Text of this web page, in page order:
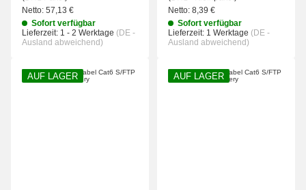
Netto: 57,13 €
Sofort verfügbar
Lieferzeit: 1 - 2 Werktage (DE -
Ausland abweichend)
Netto: 8,39 €
Sofort verfügbar
Lieferzeit: 1 Werktage (DE -
Ausland abweichend)
AUF LAGER AUF LAGER